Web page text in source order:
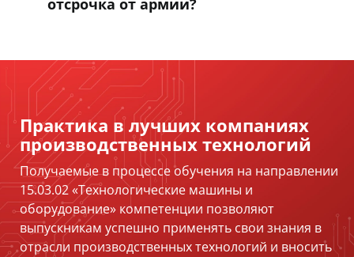
отсрочка от армии?
Практика в лучших компаниях
производственных технологий
Получаемые в процессе обучения на направлении
15.03.02 «Технологические машины и
оборудование» компетенции позволяют
выпускникам успешно применять свои знания в
отрасли производственных технологий и вносить